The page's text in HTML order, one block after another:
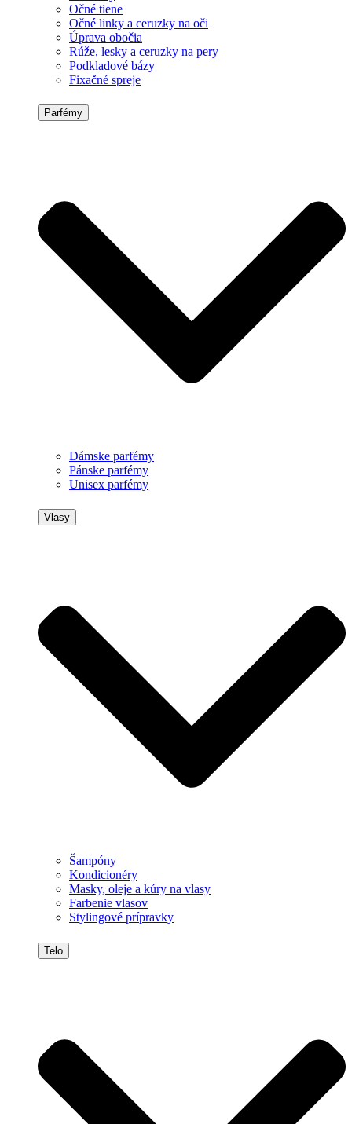
Očné tiene
Očné linky a ceruzky na oči
Úprava obočia
Rúže, lesky a ceruzky na pery
Podkladové bázy
Fixačné spreje
Parfémy
Dámske parfémy
Pánske parfémy
Unisex parfémy
Vlasy
Šampóny
Kondicionéry
Masky, oleje a kúry na vlasy
Farbenie vlasov
Stylingové prípravky
Telo